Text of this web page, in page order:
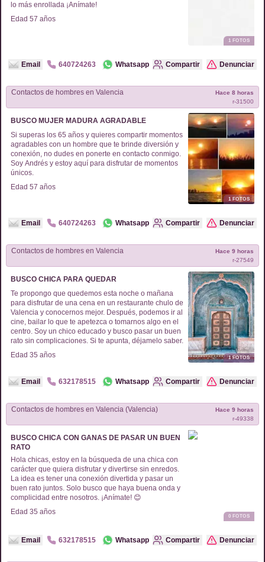
lo más enrollada ¡Anímate!
Edad 57 años
1 FOTOS
Email 640724263 Whatsapp Compartir Denunciar
Contactos de hombres en Valencia
r-31500
Hace 8 horas
BUSCO MUJER MADURA AGRADABLE
Si superas los 65 años y quieres compartir momentos
agradables con un hombre que te brinde diversión y
conexión, no dudes en ponerte en contacto conmigo.
Soy Andrés y estoy aquí para disfrutar de momentos
únicos.
Edad 57 años
1FOTOS
Email 640724263 Whatsapp Compartir Denunciar
Contactos de hombres en Valencia
r-27549
Hace 9 horas
BUSCO CHICA PARA QUEDAR
Te propongo que quedemos esta noche o mañana
para disfrutar de una cena en un restaurante chulo de
Valencia y conocernos mejor. Después, podemos ir al
cine, bailar lo que te apetezca o tomarnos algo en el
centro. Soy un chico educado y busco pasar un buen
rato sin complicaciones. Si te apunta, déjamelo saber.
Edad 35 años 1FOTOS
Email 632178515 Whatsapp Compartir Denunciar
Contactos de hombres en Valencia (Valencia)
r-49338
Hace 9 horas
BUSCO CHICA CON GANAS DE PASAR UN BUEN
RATO
Hola chicas, estoy en la búsqueda de una chica con
carácter que quiera disfrutar y divertirse sin enredos.
La idea es tener una conexión divertida y pasar un
buen rato juntos. Solo busco que haya buena onda y
complicidad entre nosotros. ¡Anímate! 😊
Edad 35 años
0 FOTOS
Email 632178515 Whatsapp Compartir Denunciar